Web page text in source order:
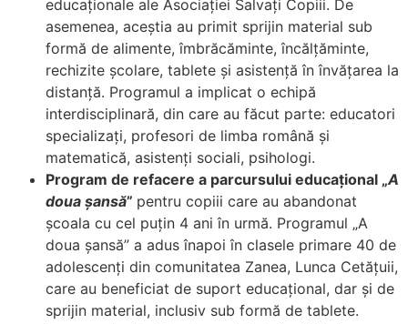
educaționale ale Asociației Salvați Copiii. De
asemenea, aceștia au primit sprijin material sub
formă de alimente, îmbrăcăminte, încălțăminte,
rechizite școlare, tablete și asistență în învățarea la
distanță. Programul a implicat o echipă
interdisciplinară, din care au făcut parte: educatori
specializați, profesori de limba română și
matematică, asistenți sociali, psihologi.
Program de refacere a parcursului educațional „A
doua șansă” pentru copiii care au abandonat
școala cu cel puțin 4 ani în urmă. Programul „A
doua șansă” a adus înapoi în clasele primare 40 de
adolescenți din comunitatea Zanea, Lunca Cetățuii,
care au beneficiat de suport educațional, dar și de
sprijin material, inclusiv sub formă de tablete.